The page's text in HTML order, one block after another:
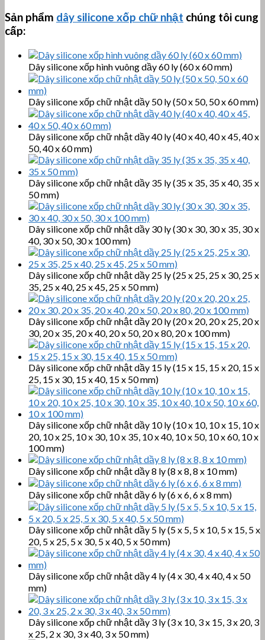
Sản phẩm dây silicone xốp chữ nhật chúng tôi cung
cấp:
Dây silicone xốp hình vuông dầy 60 ly (60 x 60 mm)
Dây silicone xốp chữ nhật dầy 50 ly (50 x 50, 50 x 60 mm)
Dây silicone xốp chữ nhật dầy 40 ly (40 x 40, 40 x 45, 40 x
50, 40 x 60 mm)
Dây silicone xốp chữ nhật dầy 35 ly (35 x 35, 35 x 40, 35 x
50 mm)
Dây silicone xốp chữ nhật dầy 30 ly (30 x 30, 30 x 35, 30 x
40, 30 x 50, 30 x 100 mm)
Dây silicone xốp chữ nhật dầy 25 ly (25 x 25, 25 x 30, 25 x
35, 25 x 40, 25 x 45, 25 x 50 mm)
Dây silicone xốp chữ nhật dầy 20 ly (20 x 20, 20 x 25, 20 x
30, 20 x 35, 20 x 40, 20 x 50, 20 x 80, 20 x 100 mm)
Dây silicone xốp chữ nhật dầy 15 ly (15 x 15, 15 x 20, 15 x
25, 15 x 30, 15 x 40, 15 x 50 mm)
Dây silicone xốp chữ nhật dầy 10 ly (10 x 10, 10 x 15, 10 x
20, 10 x 25, 10 x 30, 10 x 35, 10 x 40, 10 x 50, 10 x 60, 10 x
100 mm)
Dây silicone xốp chữ nhật dầy 8 ly (8 x 8, 8 x 10 mm)
Dây silicone xốp chữ nhật dầy 6 ly (6 x 6, 6 x 8 mm)
Dây silicone xốp chữ nhật dầy 5 ly (5 x 5, 5 x 10, 5 x 15, 5 x
20, 5 x 25, 5 x 30, 5 x 40, 5 x 50 mm)
Dây silicone xốp chữ nhật dầy 4 ly (4 x 30, 4 x 40, 4 x 50
mm)
Dây silicone xốp chữ nhật dầy 3 ly (3 x 10, 3 x 15, 3 x 20, 3
x 25, 2 x 30, 3 x 40, 3 x 50 mm)